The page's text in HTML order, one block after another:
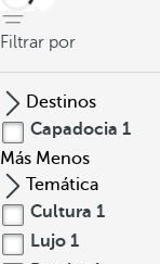
Filtrar por
Destinos
Capadocia 1
Más Menos
Temática
Cultura 1
Lujo 1